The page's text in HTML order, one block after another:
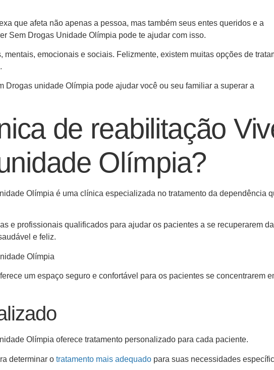
que afeta não apenas a pessoa, mas também seus entes queridos e a
Sem Drogas Unidade Olímpia pode te ajudar com isso.
mentais, emocionais e sociais. Felizmente, existem muitas opções de
Drogas unidade Olímpia pode ajudar você ou seu familiar a superar a
de reabilitação
Olímpia?
Olímpia é uma clínica especializada no tratamento da dependência
e profissionais qualificados para ajudar os pacientes a se recuperarem da
e feliz.
um espaço seguro e confortável para os pacientes se concentrarem
Olímpia oferece tratamento personalizado para cada paciente.
determinar o tratamento mais adequado para suas necessidades